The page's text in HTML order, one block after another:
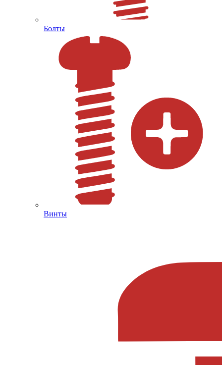
Болты
Винты